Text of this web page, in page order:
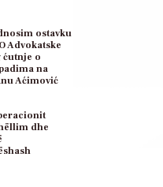
ostavku
Advokatske
o
na
Aćimović
dhe